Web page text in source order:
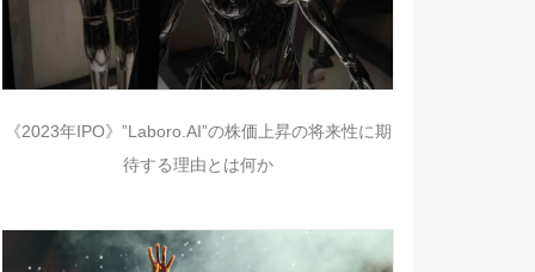
《2023年IPO》”Laboro.AI”の株価上昇の将来性に期
待する理由とは何か